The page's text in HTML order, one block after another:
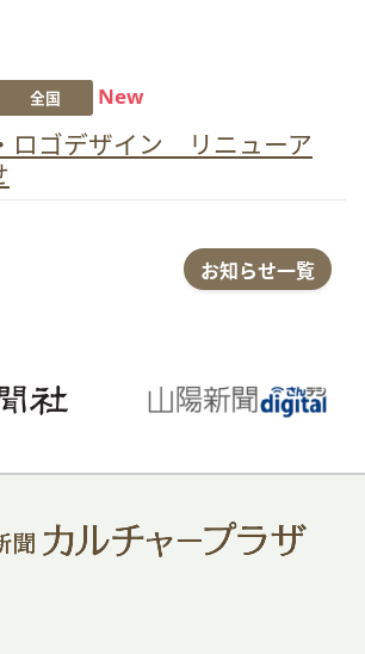
全国 New
ロゴデザイン リニューア
お知らせ一覧